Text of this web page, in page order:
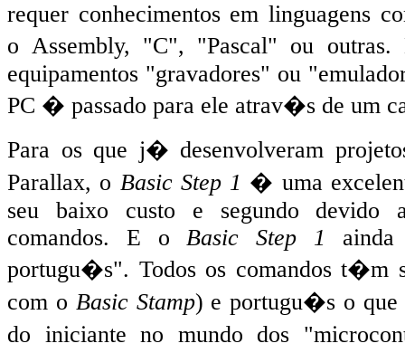
requer conhecimentos em linguagens
o Assembly, "C", "Pascal" ou
equipamentos "gravadores" ou
PC � passado para ele atrav�s de um
Para os que j� desenvolveram
Parallax, o Basic Step 1 � uma
seu baixo custo e segundo devido
comandos. E oBasic Step 1
portugu�s". Todos os comandos
com o Basic Stamp) e portugu�s o que
do iniciante no mundo dos